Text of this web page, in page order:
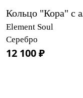
Кольцо "Кора" с
Element Soul
Серебро
12 100 ₽